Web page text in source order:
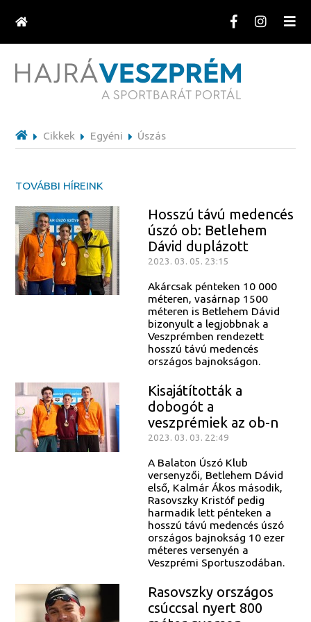
Cikkek Egyéni Úszás
TOVÁBBI HÍREINK
Hosszú távú medencés
úszó ob: Betlehem
Dávid duplázott
2023. 03. 05. 23:15
Akárcsak pénteken 10 000
méteren, vasárnap 1500
méteren is Betlehem Dávid
bizonyult a legjobbnak a
Veszprémben rendezett
hosszú távú medencés
országos bajnokságon.
Kisajátították a
dobogót a
veszprémiek az ob-n
2023. 03. 03. 22:49
A Balaton Úszó Klub
versenyzői, Betlehem Dávid
első, Kalmár Ákos második,
Rasovszky Kristóf pedig
harmadik lett pénteken a
hosszú távú medencés úszó
országos bajnokság 10 ezer
méteres versenyén a
Veszprémi Sportuszodában.
Rasovszky országos
csúccsal nyert 800